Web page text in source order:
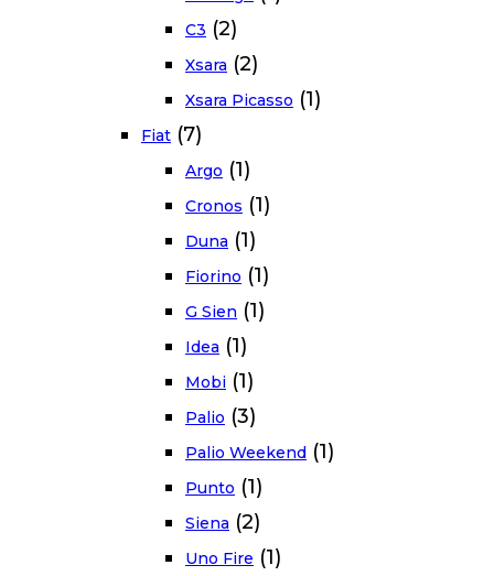
C3 (2)
Xsara (2)
Xsara Picasso (1)
Fiat (7)
Argo (1)
Cronos (1)
Duna (1)
Fiorino (1)
G Sien (1)
Idea (1)
Mobi (1)
Palio (3)
Palio Weekend (1)
Punto (1)
Siena (2)
Uno Fire (1)